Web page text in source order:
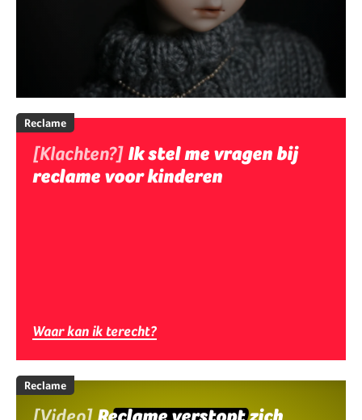
Reclame
[Klachten?] Ik stel me vragen bij
reclame voor kinderen
Waar kan ik terecht?
Reclame